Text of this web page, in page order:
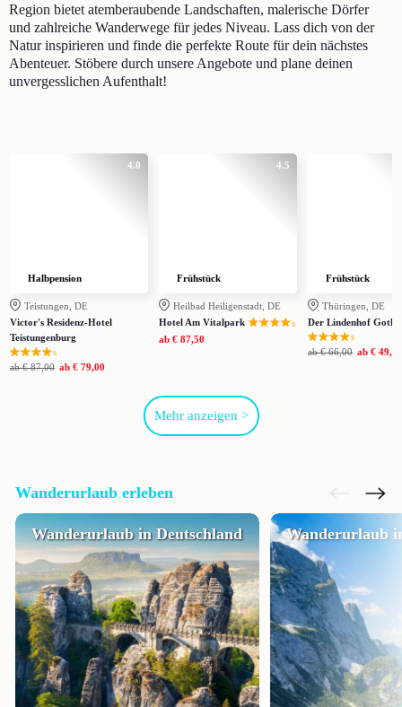
Region bietet atemberaubende Landschaften, malerische Dörfer
und zahlreiche Wanderwege für jedes Niveau. Lass dich von der
Natur inspirieren und finde die perfekte Route für dein nächstes
Abenteuer. Stöbere durch unsere Angebote und plane deinen
unvergesslichen Aufenthalt!
4.0
Halbpension
Teistungen, DE
Victor's Residenz-Hotel
Teistungenburg
s
ab € 87,00 ab € 79,00
4.5
Frühstück
Heilbad Heiligenstadt, DE
Hotel Am Vitalpark
s
ab € 87,50
Frühstück
Thüringen, DE
Der Lindenhof Gotha
s
ab € 66,00 ab € 49,00
Mehr anzeigen >
Wanderurlaub erleben
Wanderurlaub in Deutschland Wanderurlaub